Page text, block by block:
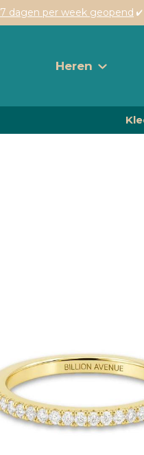
7 dagen per week geopend
Heren